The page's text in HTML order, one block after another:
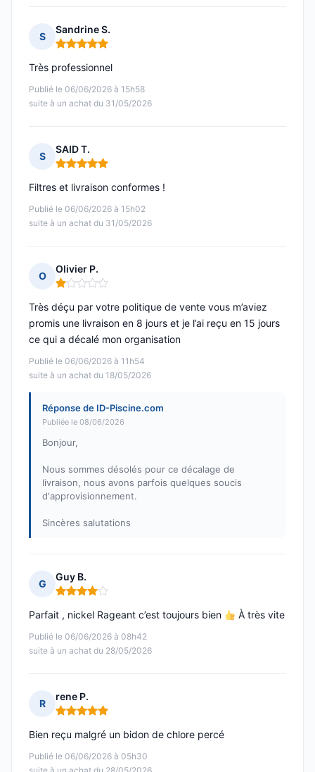
S
Sandrine S.
Note : 5 sur 5
Publié le 06/06/2026 à 15h58
suite à un achat du 31/05/2026
Très professionnel
S
SAID T.
Note : 5 sur 5
Publié le 06/06/2026 à 15h02
suite à un achat du 31/05/2026
Filtres et livraison conformes !
O
Olivier P.
Note : 1 sur 5
Publié le 06/06/2026 à 11h54
suite à un achat du 18/05/2026
Très déçu par votre politique de vente vous m’aviez
promis une livraison en 8 jours et je l’ai reçu en 15 jours
ce qui a décalé mon organisation
Réponse de ID-Piscine.com
Publiée le 08/06/2026
Bonjour,
Nous sommes désolés pour ce décalage de
livraison, nous avons parfois quelques soucis
d'approvisionnement.
Sincères salutations
G
Guy B.
Note : 4 sur 5
Publié le 06/06/2026 à 08h42
suite à un achat du 28/05/2026
Parfait , nickel Rageant c’est toujours bien À très vite
R
rene P.
Note : 5 sur 5
Publié le 06/06/2026 à 05h30
Bien reçu malgré un bidon de chlore percé